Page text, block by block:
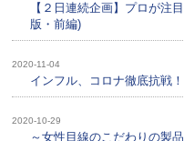
【２日連続企画】プロが注
版・前編)
2020-11-04
インフル、コロナ徹底抗戦！
2020-10-29
～女性目線のこだわりの製品